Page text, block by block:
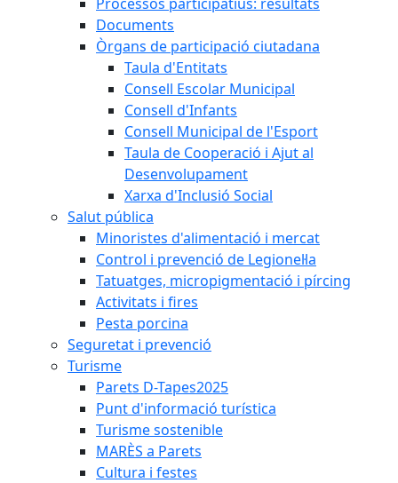
Documents
Òrgans de participació ciutadana
Taula d'Entitats
Consell Escolar Municipal
Consell d'Infants
Consell Municipal de l'Esport
Taula de Cooperació i Ajut al
Desenvolupament
Xarxa d'Inclusió Social
Salut pública
Minoristes d'alimentació i mercat
Control i prevenció de Legionel·la
Tatuatges, micropigmentació i pírcing
Activitats i fires
Pesta porcina
Seguretat i prevenció
Turisme
Parets D-Tapes2025
Punt d'informació turística
Turisme sostenible
MARÈS a Parets
Cultura i festes